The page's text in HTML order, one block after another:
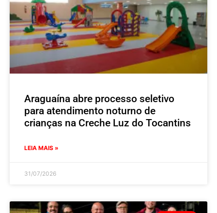
Araguaína abre processo seletivo
para atendimento noturno de
crianças na Creche Luz do Tocantins
LEIA MAIS »
31/07/2026